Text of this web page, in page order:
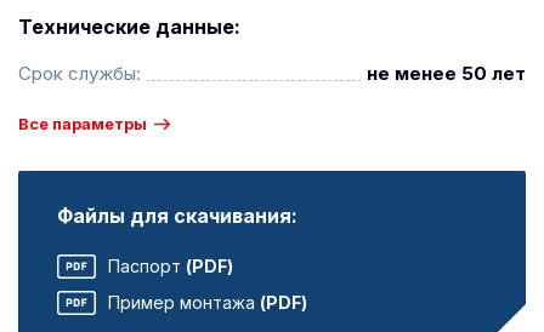
Технические данные:
Срок службы: не менее 50 лет
Все параметры
Файлы для скачивания:
Паспорт (PDF)
Пример монтажа (PDF)